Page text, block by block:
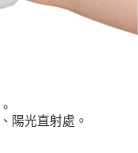
陽光直射處。